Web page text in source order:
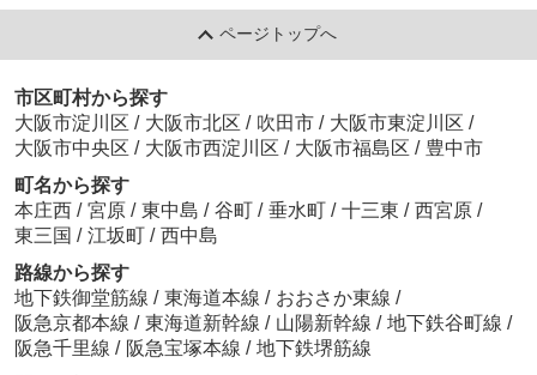
ページトップへ
市区町村から探す
大阪市淀川区 / 大阪市北区 / 吹田市 / 大阪市東淀川区 /
大阪市中央区 / 大阪市西淀川区 / 大阪市福島区 / 豊中市
町名から探す
本庄西 / 宮原 / 東中島 / 谷町 / 垂水町 / 十三東 / 西宮原 /
東三国 / 江坂町 / 西中島
路線から探す
地下鉄御堂筋線 / 東海道本線 / おおさか東線 /
阪急京都本線 / 東海道新幹線 / 山陽新幹線 / 地下鉄谷町線 /
阪急千里線 / 阪急宝塚本線 / 地下鉄堺筋線